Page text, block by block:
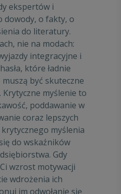
ekspertów i
dowody, o fakty, o
do literatury.
nie na modach:
integracyjne i
które ładnie
być skuteczne
myślenie to
poddawanie w
coraz lepszych
myślenia
do wskaźników
Gdy
wzrost motywacji
wdrożenia ich
im odwołanie się